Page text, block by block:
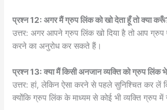
प्रश्न 12: अगर मैं ग्रुप लिंक को खो देता हूँ तो क्या
उत्तर: अगर आपने ग्रुप लिंक खो दिया है तो आप ग्रुप
करने का अनुरोध कर सकते हैं।
प्रश्न 13: क्या मैं किसी अनजान व्यक्ति को ग्रुप लिंक
उत्तर: हां, लेकिन ऐसा करने से पहले सुनिश्चित कर लें
क्योंकि ग्रुप लिंक के माध्यम से कोई भी व्यक्ति ग्रुप